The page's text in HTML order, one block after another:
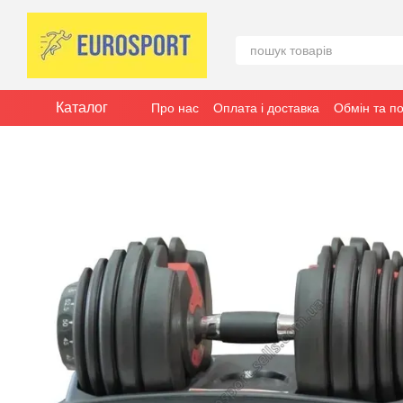
Перейти до основного контенту
Каталог Про нас Оплата і доставка Обмін та